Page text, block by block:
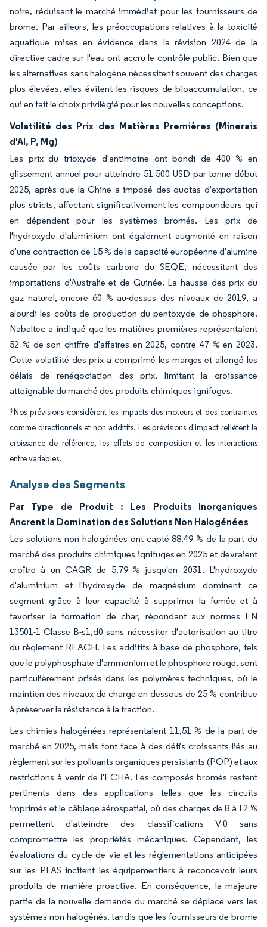
noire, réduisant le marché immédiat pour les fournisseurs de
brome. Par ailleurs, les préoccupations relatives à la toxicité
aquatique mises en évidence dans la révision 2024 de la
directive-cadre sur l'eau ont accru le contrôle public. Bien que
les alternatives sans halogène nécessitent souvent des charges
plus élevées, elles évitent les risques de bioaccumulation, ce
qui en fait le choix privilégié pour les nouvelles conceptions.
Volatilité des Prix des Matières Premières (Minerais
d'Al, P, Mg)
Les prix du trioxyde d'antimoine ont bondi de 400 % en
glissement annuel pour atteindre 51 500 USD par tonne début
2025, après que la Chine a imposé des quotas d'exportation
plus stricts, affectant significativement les compoundeurs qui
en dépendent pour les systèmes bromés. Les prix de
l'hydroxyde d'aluminium ont également augmenté en raison
d'une contraction de 15 % de la capacité européenne d'alumine
causée par les coûts carbone du SEQE, nécessitant des
importations d'Australie et de Guinée. La hausse des prix du
gaz naturel, encore 60 % au-dessus des niveaux de 2019, a
alourdi les coûts de production du pentoxyde de phosphore.
Nabaltec a indiqué que les matières premières représentaient
52 % de son chiffre d'affaires en 2025, contre 47 % en 2023.
Cette volatilité des prix a comprimé les marges et allongé les
délais de renégociation des prix, limitant la croissance
atteignable du marché des produits chimiques ignifuges.
*Nos prévisions considèrent les impacts des moteurs et des contraintes
comme directionnels et non additifs. Les prévisions d'impact reflètent la
croissance de référence, les effets de composition et les interactions
entre variables.
Analyse des Segments
Par Type de Produit : Les Produits Inorganiques
Ancrent la Domination des Solutions Non Halogénées
Les solutions non halogénées ont capté 88,49 % de la part du
marché des produits chimiques ignifuges en 2025 et devraient
croître à un CAGR de 5,79 % jusqu'en 2031. L'hydroxyde
d'aluminium et l'hydroxyde de magnésium dominent ce
segment grâce à leur capacité à supprimer la fumée et à
favoriser la formation de char, répondant aux normes EN
13501-1 Classe B-s1,d0 sans nécessiter d'autorisation au titre
du règlement REACH. Les additifs à base de phosphore, tels
que le polyphosphate d'ammonium et le phosphore rouge, sont
particulièrement prisés dans les polymères techniques, où le
maintien des niveaux de charge en dessous de 25 % contribue
à préserver la résistance à la traction.
Les chimies halogénées représentaient 11,51 % de la part de
marché en 2025, mais font face à des défis croissants liés au
règlement sur les polluants organiques persistants (POP) et aux
restrictions à venir de l'ECHA. Les composés bromés restent
pertinents dans des applications telles que les circuits
imprimés et le câblage aérospatial, où des charges de 8 à 12 %
permettent d'atteindre des classifications V-0 sans
compromettre les propriétés mécaniques. Cependant, les
évaluations du cycle de vie et les réglementations anticipées
sur les PFAS incitent les équipementiers à reconcevoir leurs
produits de manière proactive. En conséquence, la majeure
partie de la nouvelle demande du marché se déplace vers les
systèmes non halogénés, tandis que les fournisseurs de brome